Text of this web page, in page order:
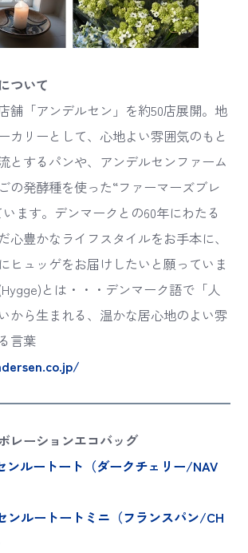
ついて
舗「アンデルセン」を約50店展開。地
カリーとして、心地よい雰囲気のもと
とするパンや、アンデルセンファーム
の発酵種を使った“ファーマーズブレ
ます。デンマークとの60年にわたる
心豊かなライフスタイルをお手本に、
ヒュッゲをお届けしたいと願っていま
とは・・・デンマーク語で「人
から生まれる、温かな居心地のよい雰
言葉
レーションエコバッグ
ンルートート（ダークチェリー/NAV
ンルートートミニ（フランスパン/CH